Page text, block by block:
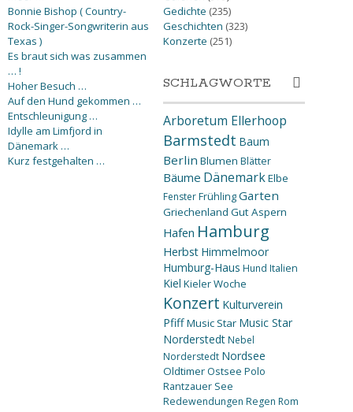
Bonnie Bishop ( Country-
Rock-Singer-Songwriterin aus
Texas )
Es braut sich was zusammen
… !
Hoher Besuch …
Auf den Hund gekommen …
Entschleunigung …
Idylle am Limfjord in
Dänemark …
Kurz festgehalten …
Gedichte (235)
Geschichten (323)
Konzerte (251)
SCHLAGWORTE
Arboretum Ellerhoop
Barmstedt Baum
Berlin Blumen Blätter
Bäume DänemarkElbe
FensterFrühlingGarten
Griechenland Gut Aspern
Hafen Hamburg
Herbst Himmelmoor
Humburg-Haus Hund Italien
Kiel Kieler Woche
Konzert Kulturverein
PfiffMusic Star Music Star
Norderstedt Nebel
Norderstedt Nordsee
OldtimerOstsee Polo
Rantzauer See
Redewendungen Regen Rom